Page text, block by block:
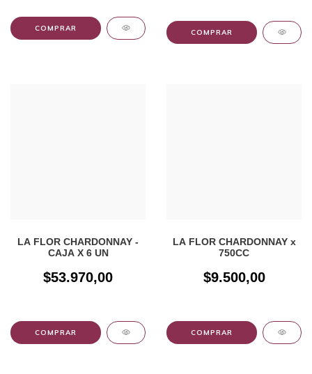
LA FLOR CHARDONNAY -
CAJA X 6 UN
$53.970,00
LA FLOR CHARDONNAY x
750CC
$9.500,00